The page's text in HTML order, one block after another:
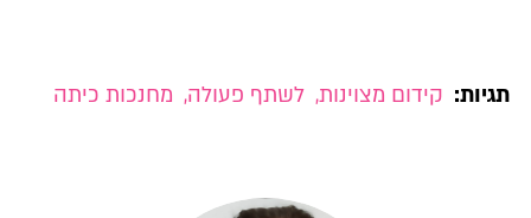
תגיות: קידום מצוינות, לשתף פעולה, מחנכות כיתה